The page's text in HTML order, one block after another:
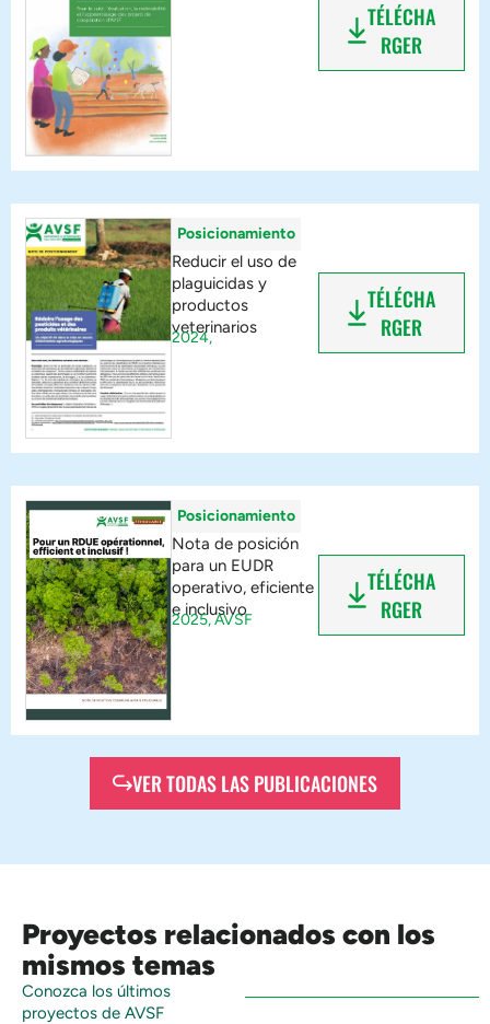
TÉLÉCHA
RGER
Posicionamiento
Reducir el uso de
plaguicidas y
productos
veterinarios
2024,
TÉLÉCHA
RGER
Posicionamiento
Nota de posición
para un EUDR
operativo, eficiente
e inclusivo
2025,AVSF
TÉLÉCHA
RGER
VER TODAS LAS PUBLICACIONES
Proyectos relacionados con los
mismos temas
Conozca los últimos
proyectos de AVSF